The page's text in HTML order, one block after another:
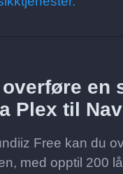
overføre en
Plex til
Free kan du
med opptil 200